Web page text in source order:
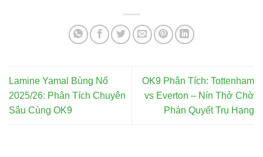
Lamine Yamal Bùng Nổ
2025/26: Phân Tích Chuyên
Sâu Cùng OK9
OK9 Phân Tích: Tottenham
vs Everton – Nín Thở Chờ
Phán Quyết Trụ Hạng